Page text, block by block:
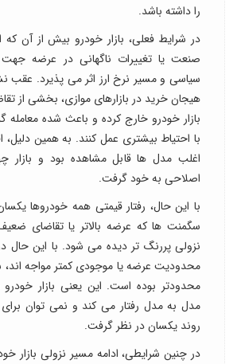
را داشته باشد.
در شرایط فعلی، بازار خودرو بیش از آن که
صنعت یا تغییرات ناگهانی در عرضه جهت
سیاسی و مسیر نرخ ارز اثر می پذیرد. عقب
هیجان خرید در بازارهای موازی، بخشی از
بازار خودرو خارج کرده و باعث شده
با احتیاط بیشتری عمل کنند. به همین
اغلب مدل ها قابل مشاهده بود و بازار
اصلاحی به خود گرفت.
با این حال، رفتار قیمتی همه خودروها
سگمنت ها که عرضه بالاتر یا تقاضای
نزولی پررنگ تر دیده می شود. با این حال
محدودیت عرضه یا موجودی کمتر مواجه
محدودتر بوده است. این یعنی بازار
مدل به مدل رفتار می کند و نمی توان
روند یکسان در نظر گرفت.
در چنین شرایطی، ادامه مسیر نزولی بازار